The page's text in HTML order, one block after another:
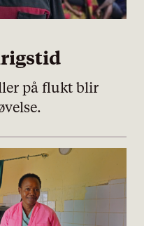
på flukt blir